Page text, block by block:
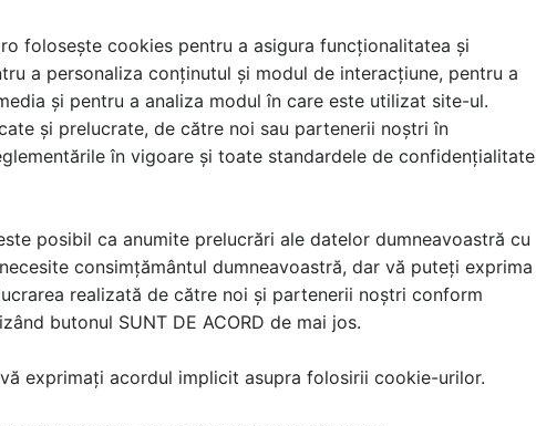
INSTAL IMPEX, aveti datele de contact la CONTACTE FIRMA
și serviciile pe SpatiulConstruit.ro!
folosește cookies pentru a asigura funcționalitatea și
a personaliza conținutul și modul de interacțiune, pentru a
și pentru a analiza modul în care este utilizat site-ul.
și prelucrate, de către noi sau partenerii noștri în
în vigoare și toate standardele de confidențialitate
posibil ca anumite prelucrări ale datelor dumneavoastră cu
consimțământul dumneavoastră, dar vă puteți exprima
realizată de către noi și partenerii noștri conform
butonul SUNT DE ACORD de mai jos.
exprimați acordul implicit asupra folosirii cookie-urilor.